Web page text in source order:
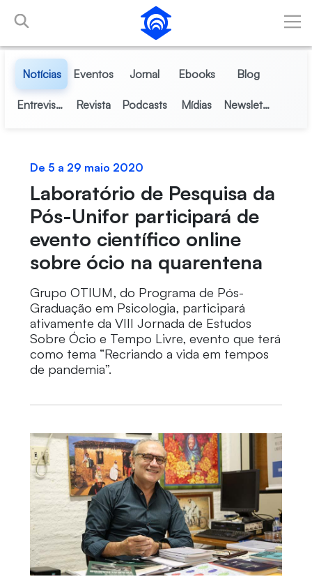
Pular para o Conteúdo principal
Notícias Eventos Jornal Ebooks Blog
Entrevistas Revista Podcasts Mídias Newsletter
De 5 a 29 maio 2020
Laboratório de Pesquisa da
Pós-Unifor participará de
evento científico online
sobre ócio na quarentena
Grupo OTIUM, do Programa de Pós-
Graduação em Psicologia, participará
ativamente da VIII Jornada de Estudos
Sobre Ócio e Tempo Livre, evento que terá
como tema “Recriando a vida em tempos
de pandemia”.